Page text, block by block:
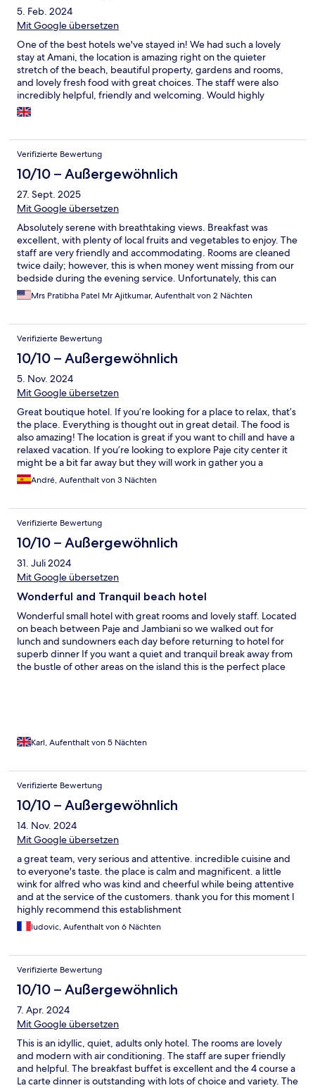
5. Feb. 2024
Mit Google übersetzen
One of the best hotels we've stayed in! We had such a lovely
stay at Amani, the location is amazing right on the quieter
stretch of the beach, beautiful property, gardens and rooms,
and lovely fresh food with great choices. The staff were also
incredibly helpful, friendly and welcoming. Would highly
recommend staying here if you're visiting Paje and want
somewhere luxurious, relaxing and away from the crowds!
Verifizierte Bewertung
10/10 – Außergewöhnlich
27. Sept. 2025
Mit Google übersetzen
Absolutely serene with breathtaking views. Breakfast was
excellent, with plenty of local fruits and vegetables to enjoy. The
staff are very friendly and accommodating. Rooms are cleaned
twice daily; however, this is when money went missing from our
bedside during the evening service. Unfortunately, this can
happen if valuables are left out. I believe having notice boards
reminding guests to be vigilant would be helpful.
Mrs Pratibha Patel Mr Ajitkumar, Aufenthalt von 2 Nächten
Verifizierte Bewertung
10/10 – Außergewöhnlich
5. Nov. 2024
Mit Google übersetzen
Great boutique hotel. If you’re looking for a place to relax, that’s
the place. Everything is thought out in great detail. The food is
also amazing! The location is great if you want to chill and have a
relaxed vacation. If you’re looking to explore Paje city center it
might be a bit far away but they will work in gather you a
transfer. Definitely recommended and I’m sure i’ll be back in
Amani!
André, Aufenthalt von 3 Nächten
Verifizierte Bewertung
10/10 – Außergewöhnlich
31. Juli 2024
Mit Google übersetzen
Wonderful and Tranquil beach hotel
Wonderful small hotel with great rooms and lovely staff. Located
on beach between Paje and Jambiani so we walked out for
lunch and sundowners each day before returning to hotel for
superb dinner If you want a quiet and tranquil break away from
the bustle of other areas on the island this is the perfect place
Karl, Aufenthalt von 5 Nächten
Verifizierte Bewertung
10/10 – Außergewöhnlich
14. Nov. 2024
Mit Google übersetzen
a great team, very serious and attentive. incredible cuisine and
to everyone's taste. the place is calm and magnificent. a little
wink for alfred who was kind and cheerful while being attentive
and at the service of the customers. thank you for this moment I
highly recommend this establishment
ludovic, Aufenthalt von 6 Nächten
Verifizierte Bewertung
10/10 – Außergewöhnlich
7. Apr. 2024
Mit Google übersetzen
This is an idyllic, quiet, adults only hotel. The rooms are lovely
and modern with air conditioning. The staff are super friendly
and helpful. The breakfast buffet is excellent and the 4 course a
La carte dinner is outstanding with lots of choice and variety. The